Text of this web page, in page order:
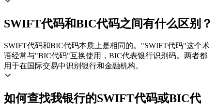
SWIFT代码和BIC代码之间有什么区别？
SWIFT代码和BIC代码本质上是相同的。"SWIFT代码"这个术
语经常与"BIC代码"互换使用，BIC代表银行识别码。两者都
用于在国际交易中识别银行和金融机构。
如何查找我银行的SWIFT代码或BIC代